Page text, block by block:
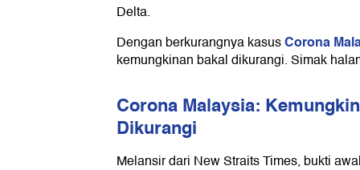
Delta.
Dengan berkurangnya kasusCorona
kemungkinan bakal dikurangi. Simak
Corona Malaysia:
Dikurangi
Melansir dari New Straits Times, bukti